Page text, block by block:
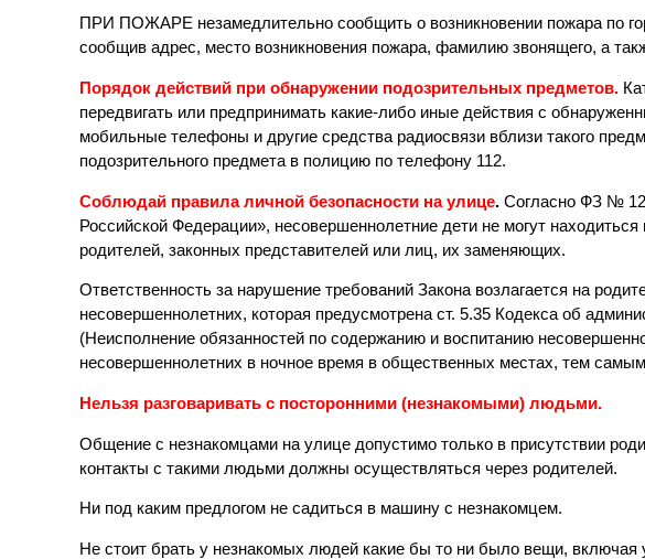
ПРИ ПОЖАРЕ незамедлительно сообщить о возникновении пожара по
сообщив адрес, место возникновения пожара, фамилию звонящего, а
Порядок действий при обнаружении подозрительных предметов.
передвигать или предпринимать какие-либо иные действия с
мобильные телефоны и другие средства радиосвязи вблизи такого
подозрительного предмета в полицию по телефону 112.
Соблюдай правила личной безопасности на улице. Согласно ФЗ №
Российской Федерации», несовершеннолетние дети не могут
родителей, законных представителей или лиц, их заменяющих.
Ответственность за нарушение требований Закона возлагается на
несовершеннолетних, которая предусмотрена ст. 5.35 Кодекса об
(Неисполнение обязанностей по содержанию и воспитанию
несовершеннолетних в ночное время в общественных местах, тем
Нельзя разговаривать с посторонними (незнакомыми) людьми.
Общение с незнакомцами на улице допустимо только в присутствии
контакты с такими людьми должны осуществляться через родителей.
Ни под каким предлогом не садиться в машину с незнакомцем.
Не стоит брать у незнакомых людей какие бы то ни было вещи,